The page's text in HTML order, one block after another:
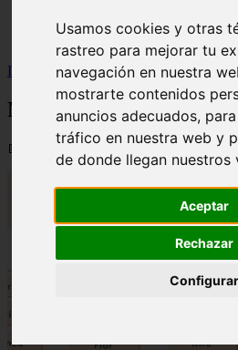
Usamos cookies y otras
rastreo para mejorar tu
navegación en nuestra
mostrarte contenidos
anuncios adecuados,
tráfico en nuestra web y
de donde llegan nuestros
Aceptar
Rechazar
Configurar
uncategorized
zona pro
Inicio
gatos2 >Nombres Peruanos
Nombres Peruanos
📅 12/06/2025